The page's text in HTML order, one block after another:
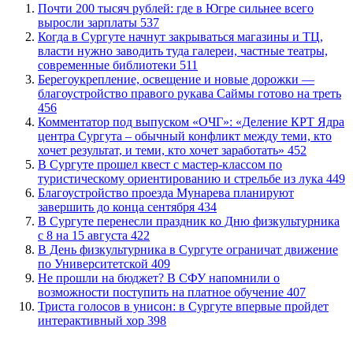
​Почти 200 тысяч рублей: где в Югре сильнее всего
выросли зарплаты 537
​Когда в Сургуте начнут закрываться магазины и ТЦ,
власти нужно заводить туда галереи, частные театры,
современные библиотеки 511
Берегоукрепление, освещение и новые дорожки —
благоустройство правого рукава Саймы готово на треть
456
​Комментатор под выпуском «ОЧГ»: «Деление КРТ Ядра
центра Сургута – обычный конфликт между теми, кто
хочет результат, и теми, кто хочет заработать» 452
В Сургуте прошел квест с мастер-классом по
туристическому ориентированию и стрельбе из лука 449
Благоустройство проезда Мунарева планируют
завершить до конца сентября 434
​В Сургуте перенесли праздник ко Дню физкультурника
с 8 на 15 августа 422
​В День физкультурника в Сургуте ограничат движение
по Университетской 409
Не прошли на бюджет? В СФУ напомнили о
возможности поступить на платное обучение 407
​Триста голосов в унисон: в Сургуте впервые пройдет
интерактивный хор 398